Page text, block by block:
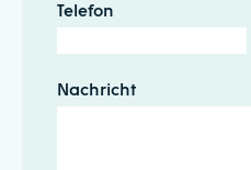
Telefon
Nachricht